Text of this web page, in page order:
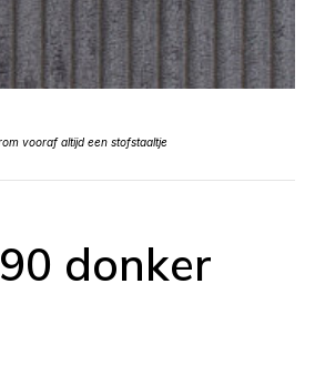
vooraf altijd een stofstaaltje
donker